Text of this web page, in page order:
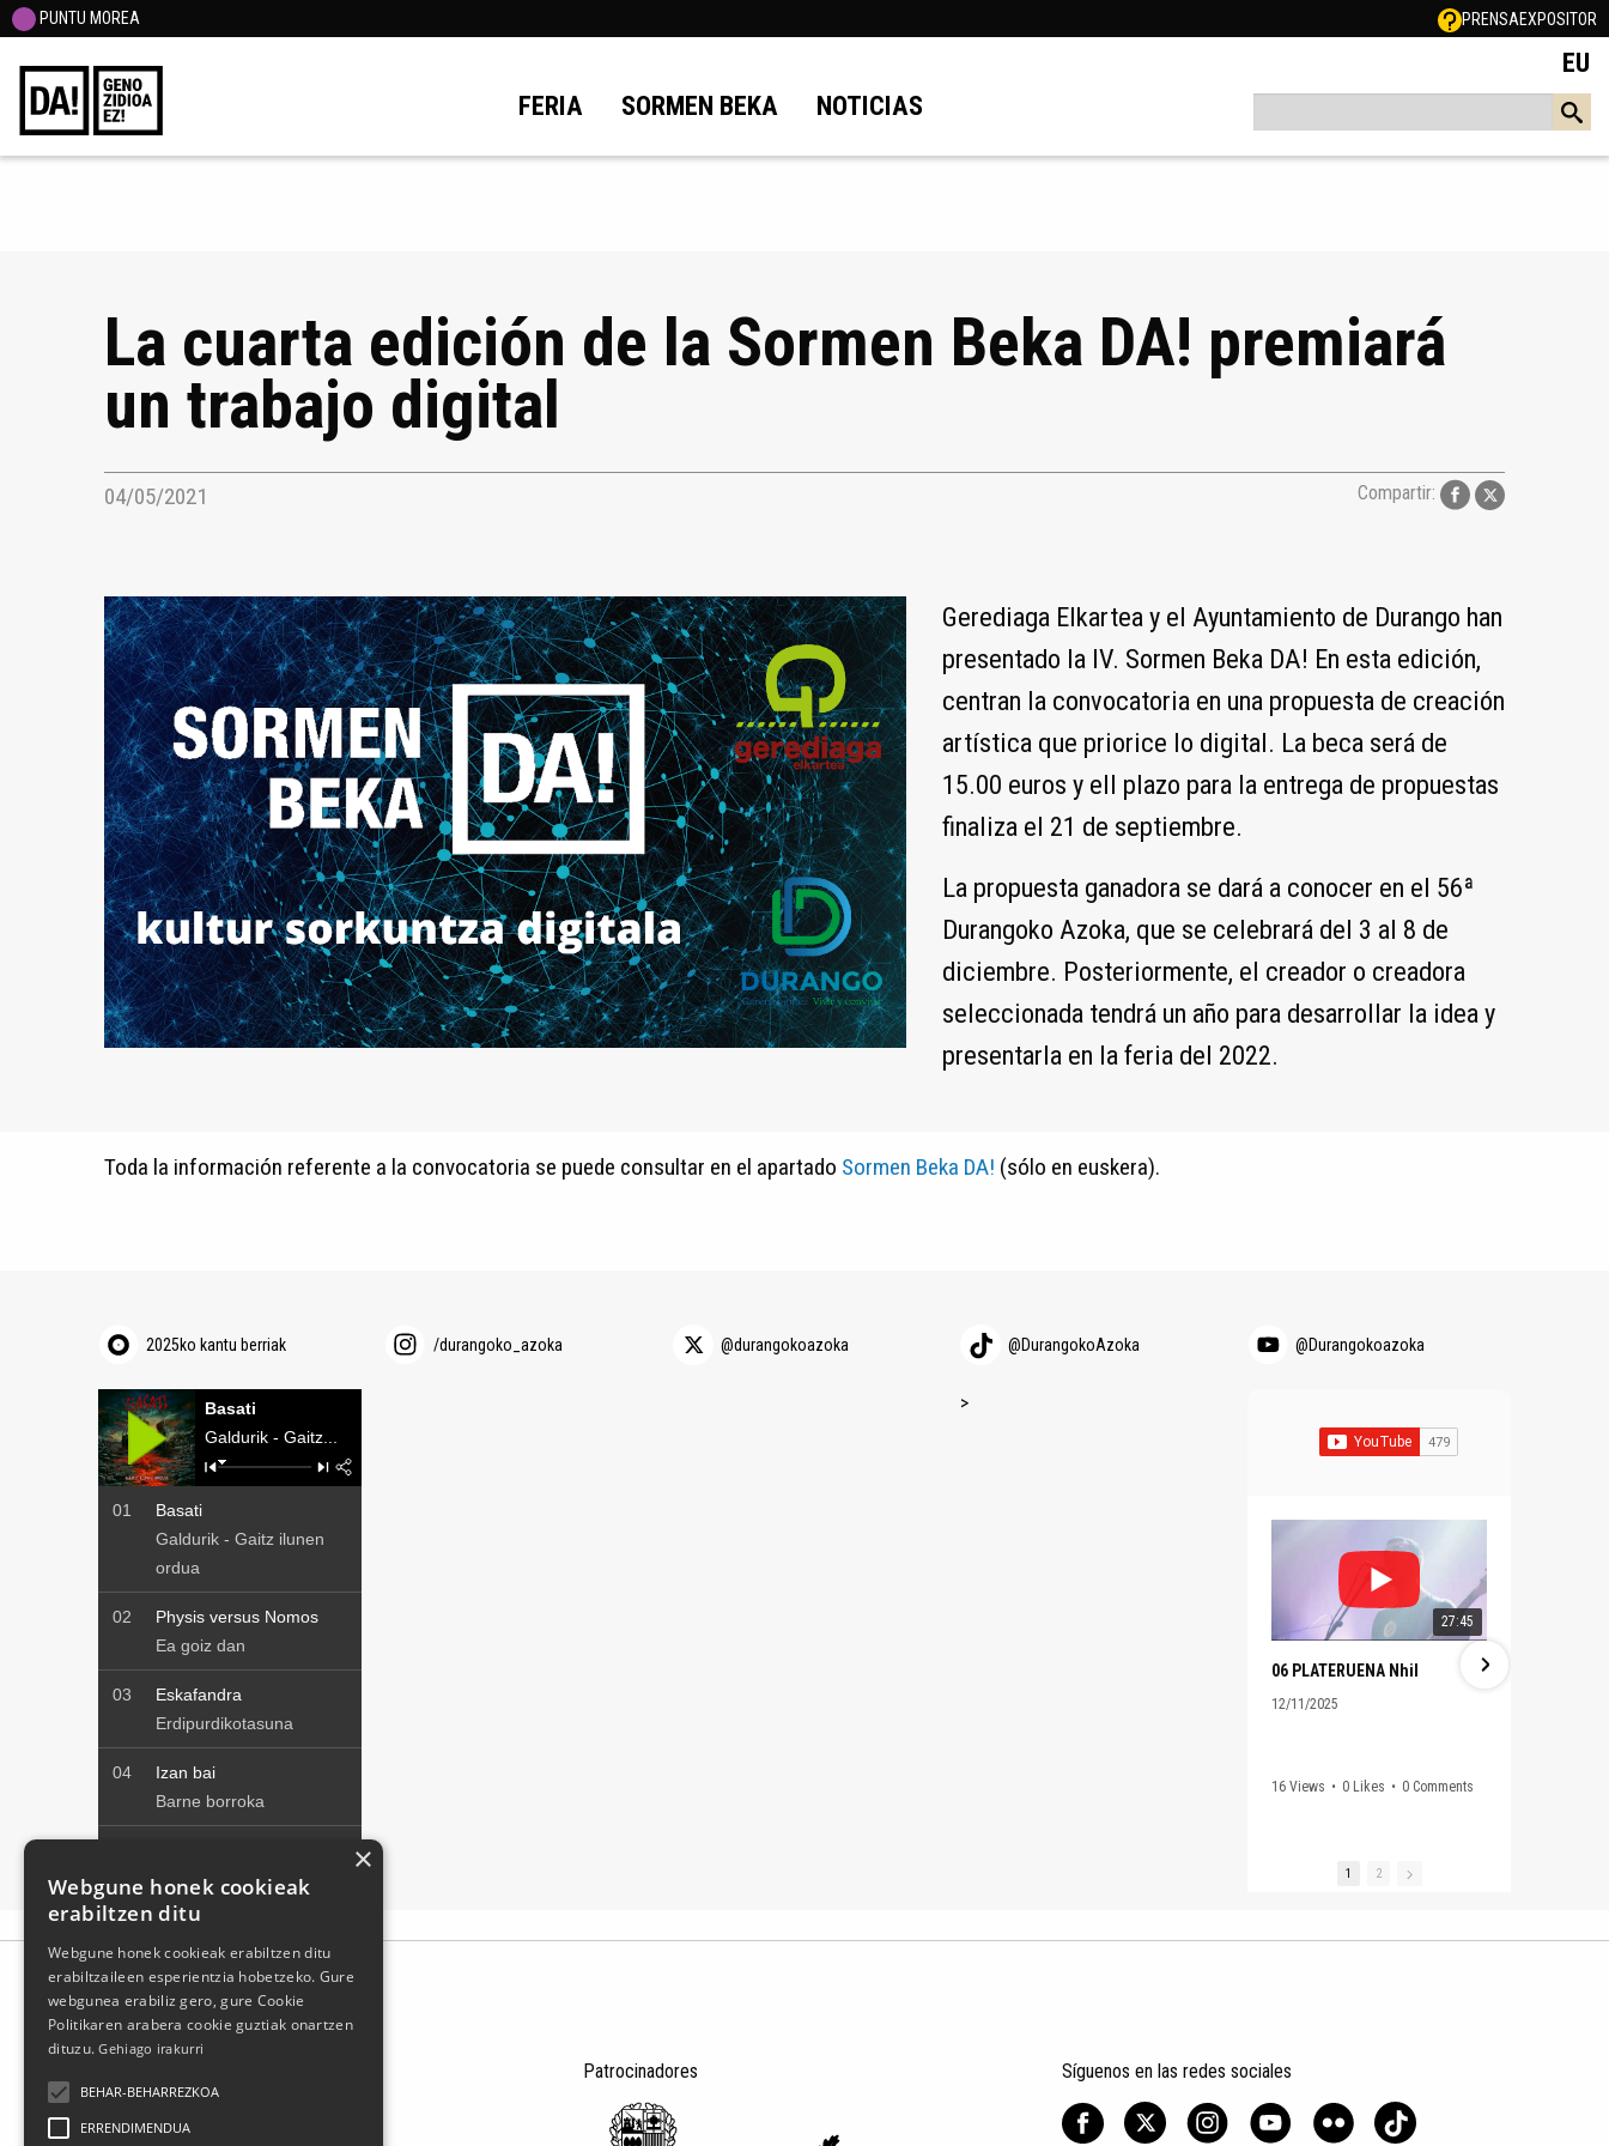
PUNTU MOREA PRENSAEXPOSITOR
FERIA SORMEN BEKA NOTICIAS
EU
La cuarta edición de la Sormen Beka DA! premiará
un trabajo digital
04/05/2021 Compartir:
Gerediaga Elkartea y el Ayuntamiento de Durango han
presentado la IV. Sormen Beka DA! En esta edición,
centran la convocatoria en una propuesta de creación
artística que priorice lo digital. La beca será de
15.00 euros y ell plazo para la entrega de propuestas
finaliza el 21 de septiembre.
La propuesta ganadora se dará a conocer en el 56ª
Durangoko Azoka, que se celebrará del 3 al 8 de
diciembre. Posteriormente, el creador o creadora
seleccionada tendrá un año para desarrollar la idea y
presentarla en la feria del 2022.
Toda la información referente a la convocatoria se puede consultar en el apartado Sormen Beka DA! (sólo en euskera).
2025ko kantu berriak /durangoko_azoka @durangokoazoka @DurangokoAzoka
>
@Durangokoazoka
27:45
06 PLATERUENA Nhil
12/11/2025
16 Views • 0 Likes • 0 Comments
1 2
Patrocinadores Síguenos en las redes sociales
×
Webgune honek cookieak
erabiltzen ditu
Webgune honek cookieak erabiltzen ditu
erabiltzaileen esperientzia hobetzeko. Gure
webgunea erabiliz gero, gure Cookie
Politikaren arabera cookie guztiak onartzen
dituzu.Gehiago irakurri
BEHAR-BEHARREZKOA
ERRENDIMENDUA